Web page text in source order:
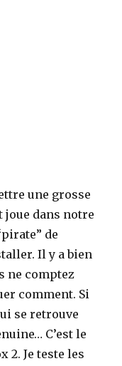
une grosse
joue dans notre
de
Il y a bien
ne comptez
comment. Si
se retrouve
C’est le
2. Je teste les